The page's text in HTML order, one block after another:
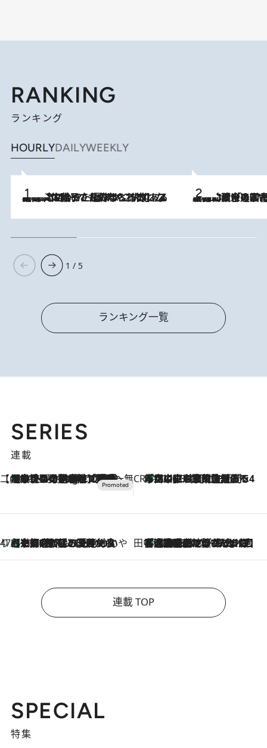
RANKING
ランキング
HOURLYDAILYWEEKLY
2026.8.5
【阿川佐和子さんの年とる力】なぜ70代で始めた趣味は“こんなに楽しい”のか？ ピアノ、俳句…スランプに陥っても続けられる“ある秘訣”とは 2026.8.3
慶應幼稚舎の図書室からテレビの世界に飛び込んだ阿川佐和子（72）
1 / 5
ランキング一覧
SERIES
連載
【CREA×星野リゾート】唯一無二。癒しと発見が待つ場所へ
10 Hours Ago
【トンボの足水浴】ヒノキの香りに包まれて涼感マックス！約13℃の湧水かけ流しを避暑地「星野温泉 トンボの湯」で体験 CREA'S CHOICE
2026.8.7
「立川にも歌舞伎があるんだよ」 片岡仁左衛門・市川中車ら豪華座組みで4年目の立川立飛歌舞伎へ
47都道府県の手みやげ ひんやりスイーツで夏を満喫
2026.8.7
【京都府】この夏絶対食べたい 冷やしておいしいおやつ3選 ひと口目から心を掴む新緑のテリーヌ 田中稲の勝手に再ブーム
2026.8.7
「湘南乃風に憧れて」観客大盛上がりの“タオル回し”に、ラッパー顔負けの高速歌唱まで…さだまさし（74）のアグレッシブすぎる現在地
連載 TOP
SPECIAL
特集